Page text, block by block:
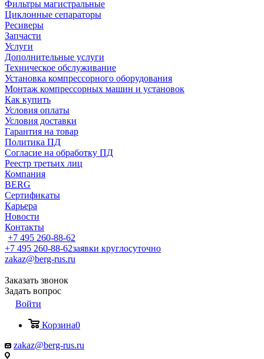
Фильтры магистральные
Циклонные сепараторы
Ресиверы
Запчасти
Услуги
Дополнительные услуги
Техническое обслуживание
Установка компрессорного оборудования
Монтаж компрессорных машин и установок
Как купить
Условия оплаты
Условия доставки
Гарантия на товар
Политика ПД
Согласие на обработку ПД
Реестр третьих лиц
Компания
BERG
Сертификаты
Карьера
Новости
Контакты
+7 495 260-88-62
+7 495 260-88-62заявки круглосуточно
zakaz@berg-rus.ru
Заказать звонок
Задать вопрос
Войти
Корзина0
zakaz@berg-rus.ru